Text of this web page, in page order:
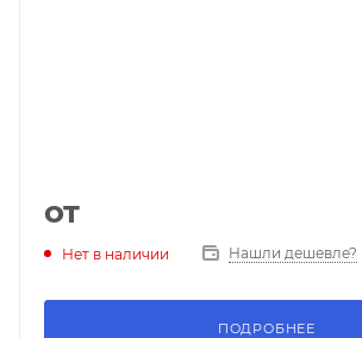
от
Нет в наличии Нашли дешевле?
ПОДРОБНЕЕ